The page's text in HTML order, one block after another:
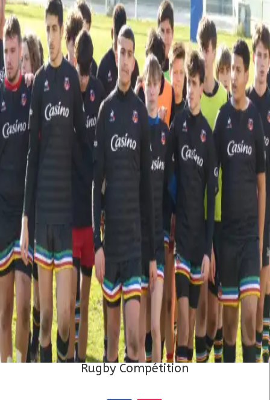
Rugby Compétition